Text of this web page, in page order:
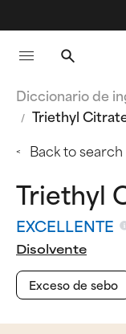
Diccionario de
Triethyl
Back to search
Triethyl
EXCELLENTE
Disolvente
Exceso de sebo